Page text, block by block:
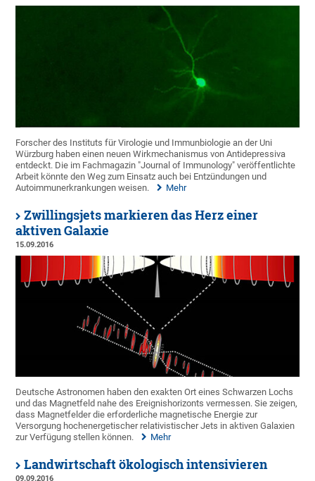
Forscher des Instituts für Virologie und Immunbiologie an der Uni
Würzburg haben einen neuen Wirkmechanismus von Antidepressiva
entdeckt. Die im Fachmagazin "Journal of Immunology" veröffentlichte
Arbeit könnte den Weg zum Einsatz auch bei Entzündungen und
Autoimmunerkrankungen weisen.
Mehr
Zwillingsjets markieren das Herz einer
aktiven Galaxie
15.09.2016
Deutsche Astronomen haben den exakten Ort eines Schwarzen Lochs
und das Magnetfeld nahe des Ereignishorizonts vermessen. Sie zeigen,
dass Magnetfelder die erforderliche magnetische Energie zur
Versorgung hochenergetischer relativistischer Jets in aktiven Galaxien
zur Verfügung stellen können.
Mehr
Landwirtschaft ökologisch intensivieren
09.09.2016